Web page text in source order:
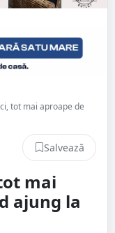
tot mai aproape de
Salvează
mai
ajung la